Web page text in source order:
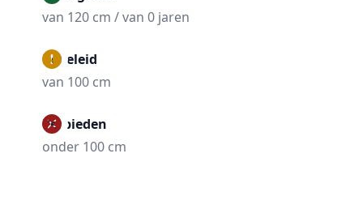
van 120 cm / van 0 jaren
Begeleid
van 100 cm
Verbieden
onder 100 cm